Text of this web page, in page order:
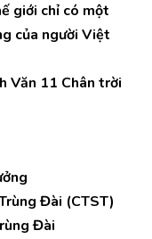
giới chỉ có một
của người Việt
Văn 11 Chân trời
Đài (CTST)
Đài